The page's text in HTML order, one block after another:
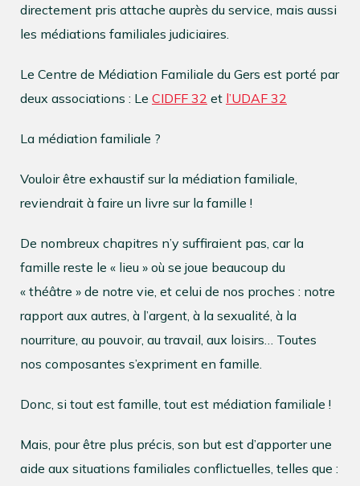
CMFG
directement pris attache auprès du service, mais aussi
les médiations familiales judiciaires.
Le Centre de Médiation Familiale du Gers est porté par
deux associations : Le CIDFF 32 et l’UDAF 32
La médiation familiale ?
Vouloir être exhaustif sur la médiation familiale,
reviendrait à faire un livre sur la famille !
De nombreux chapitres n’y suffiraient pas, car la
famille reste le « lieu » où se joue beaucoup du
« théâtre » de notre vie, et celui de nos proches : notre
rapport aux autres, à l’argent, à la sexualité, à la
nourriture, au pouvoir, au travail, aux loisirs… Toutes
nos composantes s’expriment en famille.
Donc, si tout est famille, tout est médiation familiale !
Mais, pour être plus précis, son but est d’apporter une
aide aux situations familiales conflictuelles, telles que :